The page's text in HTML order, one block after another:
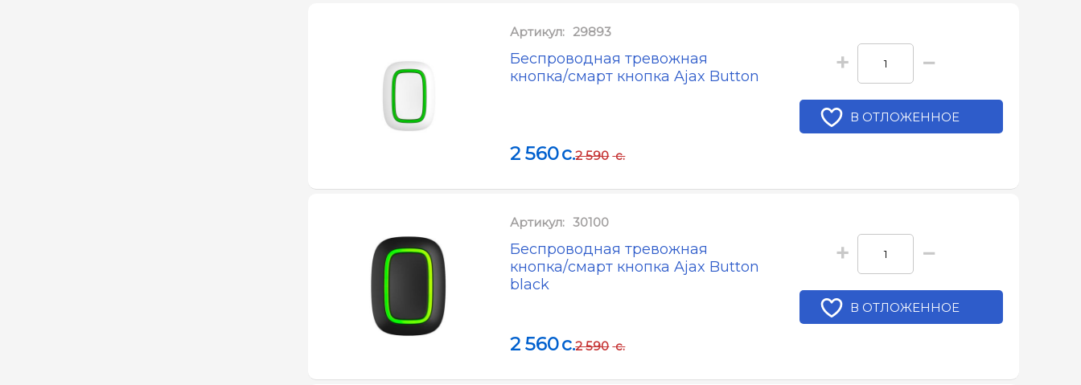
Артикул: 29893
Беспроводная тревожная
кнопка/смарт кнопка Ajax Button
2 560c.2 590 c.
+ −
В ОТЛОЖЕННОЕ
Артикул: 30100
Беспроводная тревожная
кнопка/смарт кнопка Ajax Button
black
2 560c.2 590 c.
+ −
В ОТЛОЖЕННОЕ